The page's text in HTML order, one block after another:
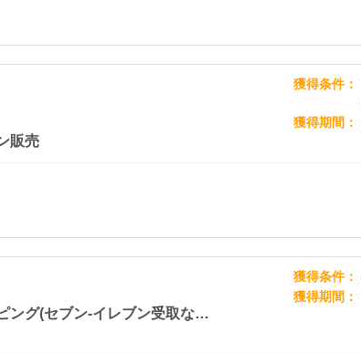
販売
獲得条件
獲得期間
セブンネットショッピング(セブン-イレブン受取なら送料無料)
獲得条件
獲得期間